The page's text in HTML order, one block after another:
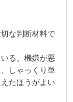
な判断材料で
る、機嫌が悪
しゃっくり単
たほうがよい